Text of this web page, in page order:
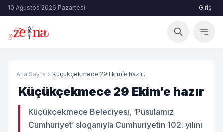
10 Ağustos 2026 Pazartesi Giriş
Ana Sayfa › Küçükçekmece 29 Ekim’e hazır...
Küçükçekmece 29 Ekim’e hazır
Küçükçekmece Belediyesi, ‘Pusulamız
Cumhuriyet’ sloganıyla Cumhuriyetin 102. yılını